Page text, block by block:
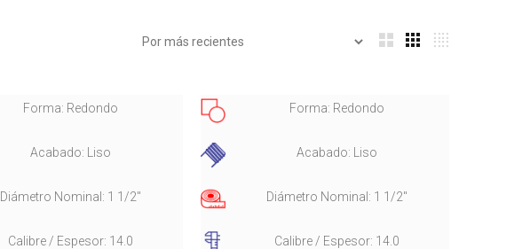
Forma: Redondo
Acabado: Liso
Diámetro Nominal: 1 1/2"
Calibre / Espesor: 14.0
Forma: Redondo
Acabado: Liso
Diámetro Nominal: 1 1/2"
Calibre / Espesor: 14.0